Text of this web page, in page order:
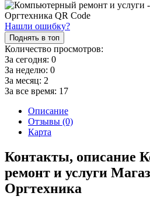
Нашли ошибку?
Поднять в топ
Количество просмотров:
За сегодня: 0
За неделю: 0
За месяц: 2
За все время: 17
Описание
Отзывы (0)
Карта
Контакты, описание
ремонт и услуги
Оргтехника